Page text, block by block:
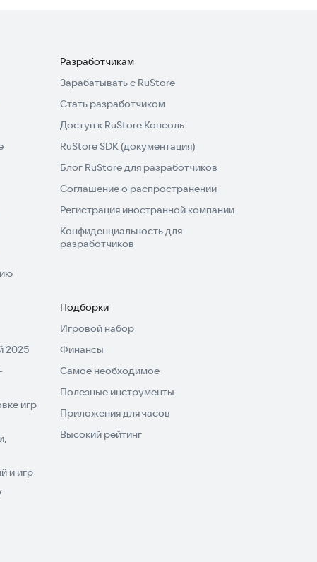
Разработчикам
Зарабатывать с RuStore
Стать разработчиком
Доступ к RuStore Консоль
RuStore SDK (документация)
Блог RuStore для разработчиков
Соглашение о распространении
Регистрация иностранной компании
Конфиденциальность для
разработчиков
2025
игр
и игр
Подборки
Игровой набор
Финансы
Самое необходимое
Полезные инструменты
Приложения для часов
Высокий рейтинг